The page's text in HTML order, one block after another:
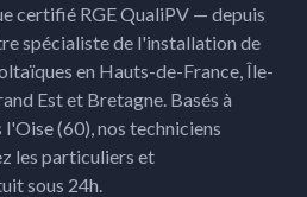
certifié RGE QualiPV — depuis
spécialiste de l'installation de
en Hauts-de-France, Île-
Est et Bretagne. Basés à
(60), nos techniciens
les particuliers et
sous 24h.